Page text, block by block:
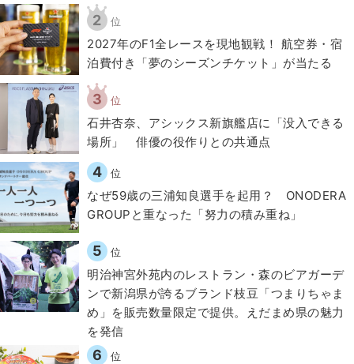
2 位
2027年のF1全レースを現地観戦！ 航空券・宿
泊費付き「夢のシーズンチケット」が当たる
3 位
石井杏奈、アシックス新旗艦店に「没入できる
場所」 俳優の役作りとの共通点
4 位
なぜ59歳の三浦知良選手を起用？ ONODERA
GROUPと重なった「努力の積み重ね」
5 位
明治神宮外苑内のレストラン・森のビアガーデ
ンで新潟県が誇るブランド枝豆「つまりちゃま
め」を販売数量限定で提供。えだまめ県の魅力
を発信
6 位